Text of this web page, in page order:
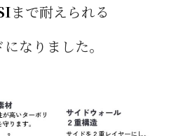
まで耐えられる
なりました。